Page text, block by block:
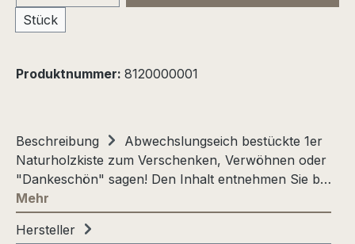
Stück
Produktnummer: 8120000001
Beschreibung
Abwechslungseich bestückte 1er
Naturholzkiste zum Verschenken, Verwöhnen oder
"Dankeschön" sagen! Den Inhalt entnehmen Sie b…
Mehr
Hersteller